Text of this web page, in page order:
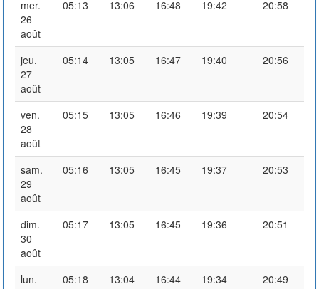
mer.
26
août
05:13 13:06 16:48 19:42 20:58
jeu.
27
août
05:14 13:05 16:47 19:40 20:56
ven.
28
août
05:15 13:05 16:46 19:39 20:54
sam.
29
août
05:16 13:05 16:45 19:37 20:53
dim.
30
août
05:17 13:05 16:45 19:36 20:51
lun.
05:18 13:04 16:44 19:34 20:49